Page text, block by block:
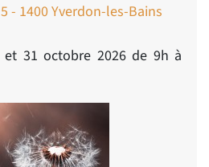
- 1400 Yverdon-les-Bains
et 31 octobre 2026 de 9h à